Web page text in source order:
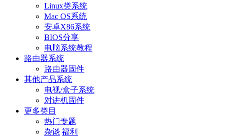
Linux类系统
Mac OS系统
安卓X86系统
BIOS分享
电脑系统教程
路由器系统
路由器固件
其他产品系统
电视/盒子系统
对讲机固件
更多类目
热门专题
杂谈|福利